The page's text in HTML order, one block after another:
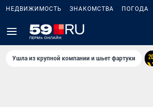
НЕДВИЖИМОСТЬ ЗНАКОМСТВА ПОГОДА
Ушла из крупной компании и шьет фартуки